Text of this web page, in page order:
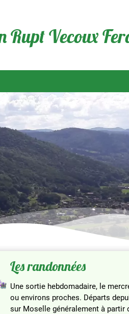
Rupt Vecoux
Les randonnées
Une sortie hebdomadaire, le
ou environs proches. Départs
sur Moselle généralement à partir